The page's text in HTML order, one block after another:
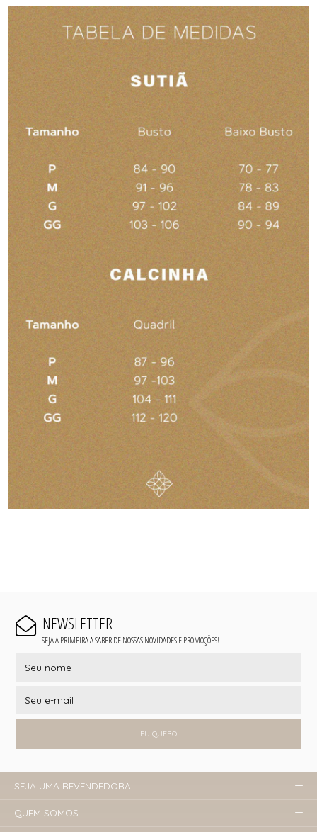
NEWSLETTER
SEJA A PRIMEIRA A SABER DE NOSSAS NOVIDADES E PROMOÇÕES!
EU QUERO
SEJA UMA REVENDEDORA
QUEM SOMOS